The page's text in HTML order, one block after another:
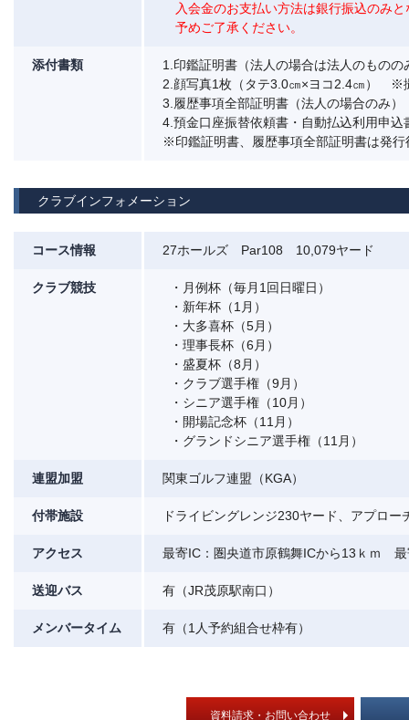
入会金のお支払い方法は銀行振込のみ
予めご了承ください。
添付書類
1.印鑑証明書（法人の場合は法人のものの
2.顔写真1枚（タテ3.0㎝×ヨコ2.4㎝） ※
3.履歴事項全部証明書（法人の場合のみ）
4.預金口座振替依頼書・自動払込利用申
※印鑑証明書、履歴事項全部証明書は発
クラブインフォメーション
コース情報 27ホールズ Par108 10,079ヤード
クラブ競技
・月例杯（毎月1回日曜日）
・新年杯（1月）
・大多喜杯（5月）
・理事長杯（6月）
・盛夏杯（8月）
・クラブ選手権（9月）
・シニア選手権（10月）
・開場記念杯（11月）
・グランドシニア選手権（11月）
連盟加盟 関東ゴルフ連盟（KGA）
付帯施設 ドライビングレンジ230ヤード、アプロー
アクセス 最寄IC：圏央道市原鶴舞ICから13ｋｍ
送迎バス 有（JR茂原駅南口）
メンバータイム 有（1人予約組合せ枠有）
資料請求・お問い合わせ